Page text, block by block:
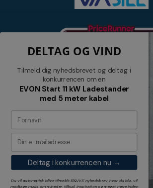
Nyhedsbrev
Tilmeld dig vores
modtag relevante tilbud og
Tilmeld
DELTAG OG VIND
Tilmeld dig nyhedsbrevet og deltag i
konkurrencen om en
EVON Start 11 kW Ladestander
med 5 meter kabel
Deltag i konkurrencen nu →
Du vil automatisk blive tilmeldt El&VVS' nyhedsbrev, hvor du bl.a. vil
modtage mails om nyheder, tilbud, inspiration og meget mere inden